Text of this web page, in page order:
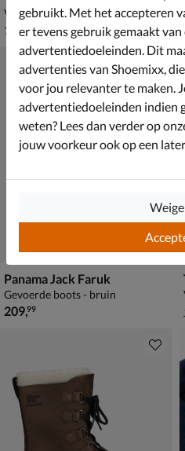
Veterboots - bruin
€ 199,99
199,99
Panama Jack Faruk
Gevoerde boots - bruin
€ 209,99
209,99
gebruikt. Met het accepteren
er tevens gebruik gemaakt
advertentiedoeleinden. Dit
advertenties van Shoemixx,
voor jou relevanter te maken.
advertentiedoeleinden indien
weten? Lees dan verder op
jouw voorkeur ook op een